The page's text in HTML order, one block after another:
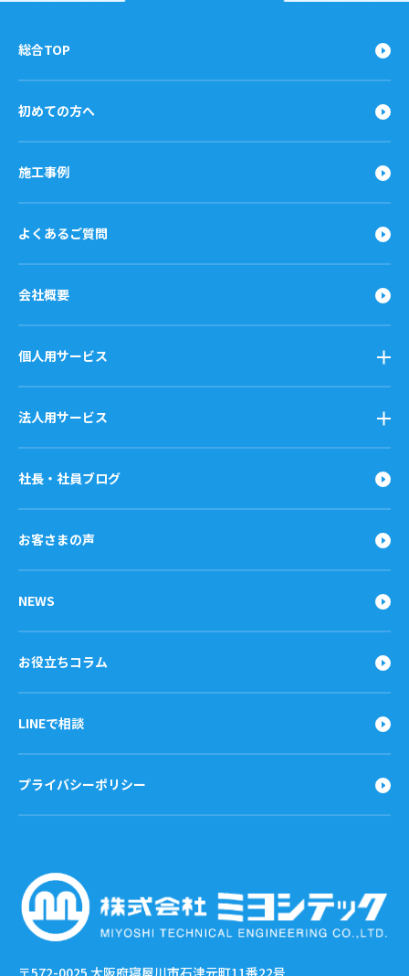
総合TOP
初めての方へ
施工事例
よくあるご質問
会社概要
個人用サービス
法人用サービス
社長・社員ブログ
お客さまの声
NEWS
お役立ちコラム
LINEで相談
プライバシーポリシー